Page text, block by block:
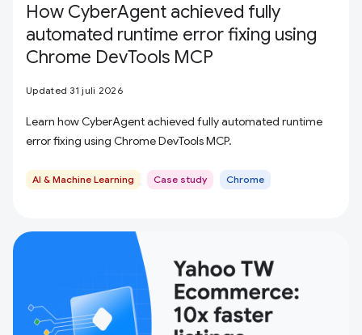
How CyberAgent achieved fully
automated runtime error fixing using
Chrome DevTools MCP
Updated 31 juli 2026
Learn how CyberAgent achieved fully automated runtime
error fixing using Chrome DevTools MCP.
AI & Machine Learning Case study Chrome